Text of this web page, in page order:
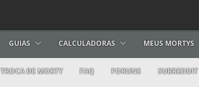
GUIAS CALCULADORAS MEUS MORTYS
TROCA DE MORTY FAQ FORUNS SUBREDDIT